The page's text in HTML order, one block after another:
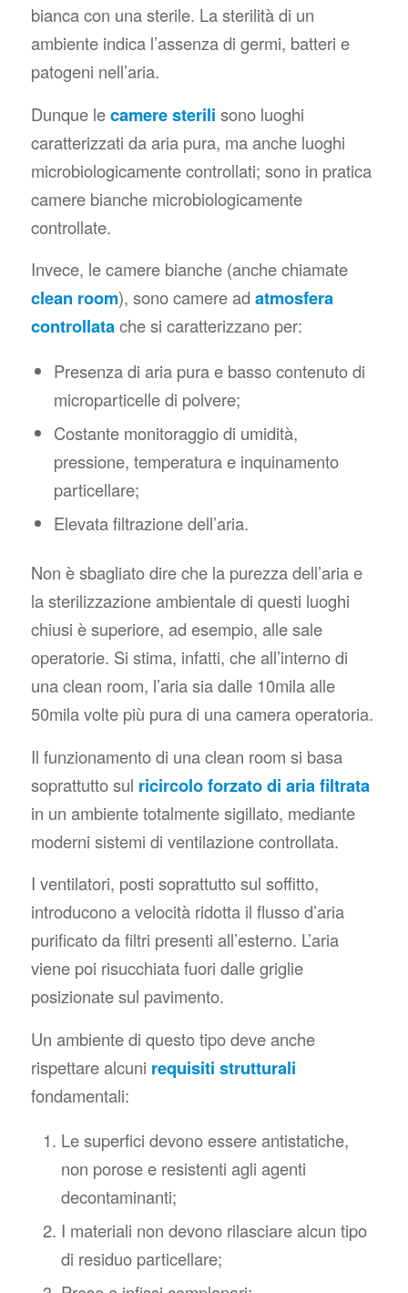
bianca con una sterile. La sterilità di un
ambiente indica l’assenza di germi, batteri e
patogeni nell’aria.
Dunque lecamere sterili sono luoghi
caratterizzati da aria pura, ma anche luoghi
microbiologicamente controllati; sono in pratica
camere bianche microbiologicamente
controllate.
Invece, le camere bianche (anche chiamate
clean room), sono camere ad atmosfera
controllatache si caratterizzano per:
Presenza di aria pura e basso contenuto di
microparticelle di polvere;
Costante monitoraggio di umidità,
pressione, temperatura e inquinamento
particellare;
Elevata filtrazione dell’aria.
Non è sbagliato dire che la purezza dell’aria e
la sterilizzazione ambientale di questi luoghi
chiusi è superiore, ad esempio, alle sale
operatorie. Si stima, infatti, che all’interno di
una clean room, l’aria sia dalle 10mila alle
50mila volte più pura di una camera operatoria.
Il funzionamento di una clean room si basa
soprattutto sul ricircolo forzato di aria filtrata
in un ambiente totalmente sigillato, mediante
moderni sistemi di ventilazione controllata.
I ventilatori, posti soprattutto sul soffitto,
introducono a velocità ridotta il flusso d’aria
purificato da filtri presenti all’esterno. L’aria
viene poi risucchiata fuori dalle griglie
posizionate sul pavimento.
Un ambiente di questo tipo deve anche
rispettare alcuni requisiti strutturali
fondamentali:
Le superfici devono essere antistatiche,
non porose e resistenti agli agenti
decontaminanti;
I materiali non devono rilasciare alcun tipo
di residuo particellare;